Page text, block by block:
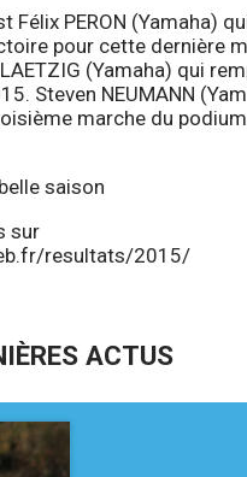
Félix PERON (Yamaha)
pour cette dernière
(Yamaha) qui
Steven NEUMANN
marche du
saison
sur
resultats/2015/
ACTUS